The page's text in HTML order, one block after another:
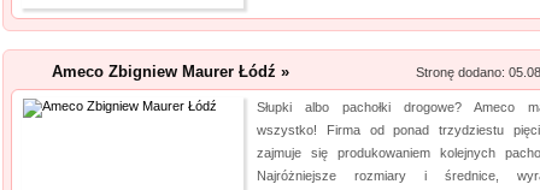
nas pracownicy to
wyn...
Szpital Specjalista
Szpital Specjalista, to
Ameco Zbigniew Maurer Łódź » Stronę dodano:
Słupki albo pachołki drogowe? Ameco
wszystko! Firma od ponad trzydziestu
zajmuje się produkowaniem kolejnych
Najróżniejsze rozmiary i średnice,